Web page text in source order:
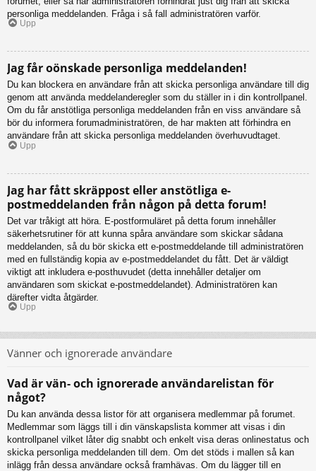
personliga meddelanden. Fråga i så fall administratören varför.
Upp
Jag får oönskade personliga meddelanden!
Du kan blockera en användare från att skicka personliga användare till dig
genom att använda meddelanderegler som du ställer in i din kontrollpanel.
Om du får anstötliga personliga meddelanden från en viss användare så
bör du informera forumadministratören, de har makten att förhindra en
användare från att skicka personliga meddelanden överhuvudtaget.
Upp
Jag har fått skräppost eller anstötliga e-
postmeddelanden från någon på detta forum!
Det var tråkigt att höra. E-postformuläret på detta forum innehåller
säkerhetsrutiner för att kunna spåra användare som skickar sådana
meddelanden, så du bör skicka ett e-postmeddelande till administratören
med en fullständig kopia av e-postmeddelandet du fått. Det är väldigt
viktigt att inkludera e-posthuvudet (detta innehåller detaljer om
användaren som skickat e-postmeddelandet). Administratören kan
därefter vidta åtgärder.
Upp
Vänner och ignorerade användare
Vad är vän- och ignorerade användarelistan för
något?
Du kan använda dessa listor för att organisera medlemmar på forumet.
Medlemmar som läggs till i din vänskapslista kommer att visas i din
kontrollpanel vilket låter dig snabbt och enkelt visa deras onlinestatus och
skicka personliga meddelanden till dem. Om det stöds i mallen så kan
inlägg från dessa användare också framhävas. Om du lägger till en